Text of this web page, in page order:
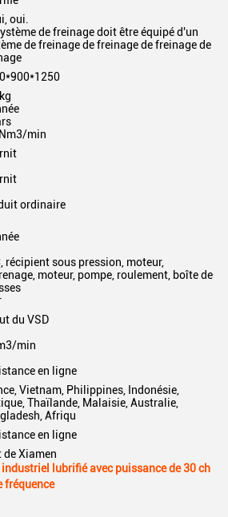
oui.
de freinage doit être équipé d'un
de freinage de freinage de freinage de
min
ordinaire
récipient sous pression, moteur,
moteur, pompe, roulement, boîte de
du VSD
min
en ligne
Vietnam, Philippines, Indonésie,
Thaïlande, Malaisie, Australie,
Afriqu
en ligne
de Xiamen
lubrifié avec puissance de 30 ch
fréquence